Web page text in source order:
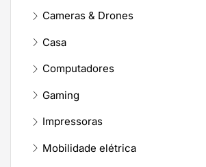
Cameras & Drones
Casa
Computadores
Gaming
Impressoras
Mobilidade elétrica